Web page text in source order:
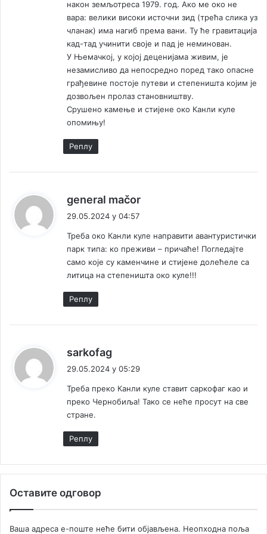
након земљотреса 1979. год. Ако ме око не
вара: велики високи источни зид (трећа слика уз
чланак) има нагиб према вани. Ту ће гравитација
кад-тад учинити своје и пад је неминован.
У Њемачкој, у којој деценијама живим, је
незамисливо да непосредно поред тако опасне
грађевине постоје путеви и степеништа којим је
дозвољен пролаз становништву.
Срушено камење и стијене око Канли куле
опомињу!
Реплy
general mačor
е
:
29.05.2024 у 04:57
Треба око Канли куле направити авантуристички
парк типа: ко преживи – причаће! Погледајте
само које су каменчине и стијене долећеле са
литица на степеништа око куле!!!
Реплy
sarkofag
е
:
29.05.2024 у 05:29
Треба преко Канли куле ставит саркофаг као и
преко Чернобиља! Тако се неће просут на све
стране.
Реплy
Оставите одговор
Ваша адреса е-поште неће бити објављена. Неопходна поља